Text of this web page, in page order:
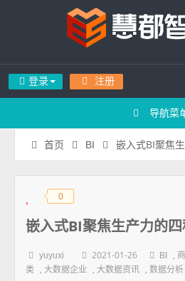
登录 注册
导航菜
首页 BI 嵌入式BI聚焦
◆◆ 0
嵌入式BI聚焦生产力的
yuyuxi 2021-01-26 BI ,
类
,大数据企业 ,大数据资讯 ,数据分析